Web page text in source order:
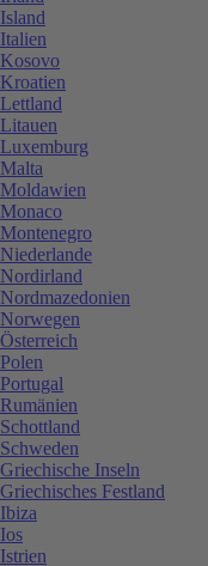
Island
Italien
Kosovo
Kroatien
Lettland
Litauen
Luxemburg
Malta
Moldawien
Monaco
Montenegro
Niederlande
Nordirland
Nordmazedonien
Norwegen
Österreich
Polen
Portugal
Rumänien
Schottland
Schweden
Griechische Inseln
Griechisches Festland
Ibiza
Ios
Istrien